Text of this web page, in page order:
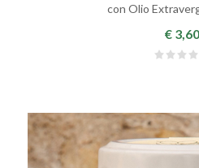
con Olio
€ 3,60